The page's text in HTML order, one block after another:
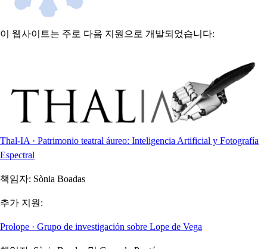
이 웹사이트는 주로 다음 지원으로 개발되었습니다:
Thal-IA · Patrimonio teatral áureo: Inteligencia Artificial y Fotografía
Espectral
책임자: Sònia Boadas
추가 지원:
Prolope · Grupo de investigación sobre Lope de Vega